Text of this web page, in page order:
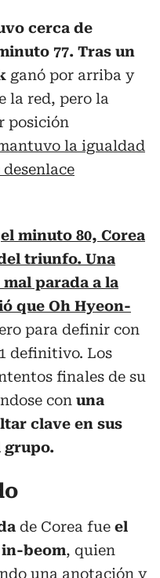
cerca de
77. Tras un
ganó por arriba y
la red, pero la
posición
la igualdad
el minuto 80, Corea
triunfo. Una
parada a la
que Oh Hyeon-
para definir con
definitivo. Los
finales de su
con una
clave en sus
grupo.
de Corea fue el
beom, quien
una anotación y